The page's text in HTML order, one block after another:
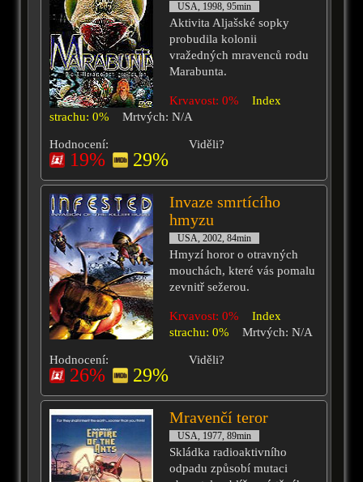
USA, 1998, 95min
Aktivita Aljašské sopky
probudila kolonii
vražedných mravenců rodu
Marabunta.
Krvavost: 0%
Index
strachu: 0%
Mrtvých: N/A
Hodnocení:
19% 29%
Viděli?
Invaze smrtícího
hmyzu
USA, 2002, 84min
Hmyzí horor o otravných
mouchách, které vás pomalu
zevnitř sežerou.
Krvavost: 0%
Index
strachu: 0%
Mrtvých: N/A
Hodnocení:
26% 29%
Viděli?
Mravenčí teror
USA, 1977, 89min
Skládka radioaktivního
odpadu způsobí mutaci